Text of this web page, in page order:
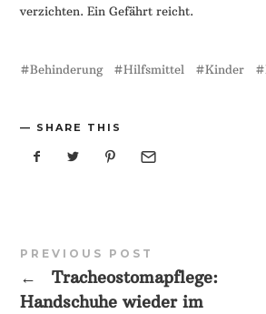
verzichten. Ein Gefährt reicht.
Behinderung Hilfsmittel Kinder
SHARE THIS
PREVIOUS POST
←
Tracheostomapflege:
Handschuhe wieder im